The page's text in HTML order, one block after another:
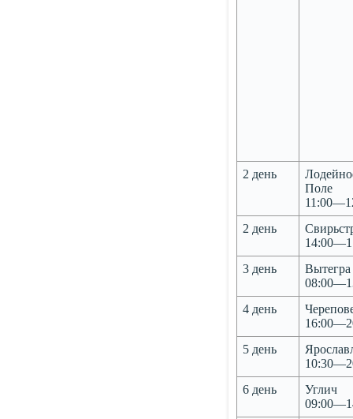
2 день
Поле
2 день
3 день
Вытегра
4 день
5 день
6 день
Углич